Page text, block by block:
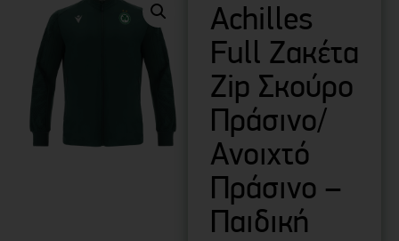
Achilles
Full Ζακέτα
Zip Σκούρο
Πράσινο/
Ανοιχτό
Πράσινο –
Παιδική